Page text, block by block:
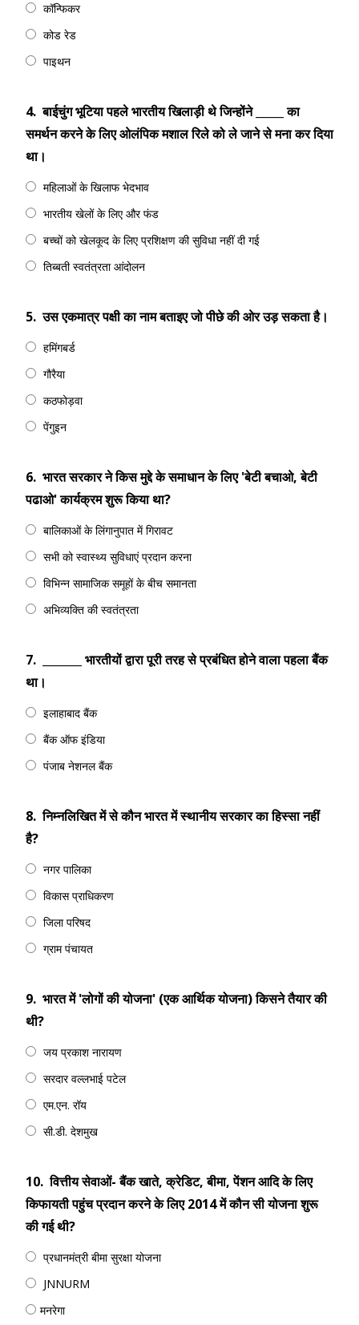
कॉन्फिकर
कोड रेड
पाइथन
4. बाईचुंग भूटिया पहले भारतीय खिलाड़ी थे जिन्होंने _____ का
समर्थन करने के लिए ओलंपिक मशाल रिले को ले जाने से मना कर दिया
था।
महिलाओं के खिलाफ भेदभाव
भारतीय खेलों के लिए और फंड
बच्चों को खेलकूद के लिए प्रशिक्षण की सुविधा नहीं दी गई
तिब्बती स्वतंत्रता आंदोलन
5. उस एकमात्र पक्षी का नाम बताइए जो पीछे की ओर उड़ सकता है।
हमिंगबर्ड
गौरैया
कठफोड़वा
पेंगुइन
6. भारत सरकार ने किस मुद्दे के समाधान के लिए 'बेटी बचाओ, बेटी
पढाओ' कार्यक्रम शुरू किया था?
बालिकाओं के लिंगानुपात में गिरावट
सभी को स्वास्थ्य सुविधाएं प्रदान करना
विभिन्न सामाजिक समूहों के बीच समानता
अभिव्यक्ति की स्वतंत्रता
7.
_______ भारतीयों द्वारा पूरी तरह से प्रबंधित होने वाला पहला बैंक
था।
इलाहाबाद बैंक
बैंक ऑफ इंडिया
पंजाब नेशनल बैंक
8. निम्नलिखित में से कौन भारत में स्थानीय सरकार का हिस्सा नहीं
है?
नगर पालिका
विकास प्राधिकरण
जिला परिषद
ग्राम पंचायत
9. भारत में 'लोगों की योजना' (एक आर्थिक योजना) किसने तैयार की
थी?
जय प्रकाश नारायण
सरदार वल्लभाई पटेल
एम.एन. रॉय
सी.डी. देशमुख
10. वित्तीय सेवाओं- बैंक खाते, क्रेडिट, बीमा, पेंशन आदि के लिए
किफायती पहुंच प्रदान करने के लिए 2014 में कौन सी योजना शुरू
की गई थी?
प्रधानमंत्री बीमा सुरक्षा योजना
JNNURM
​मनरेगा